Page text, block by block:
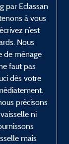
par Eclassan
à vous
n’est
Nous
de ménage
faut pas
dès votre
précisons
ni
mais